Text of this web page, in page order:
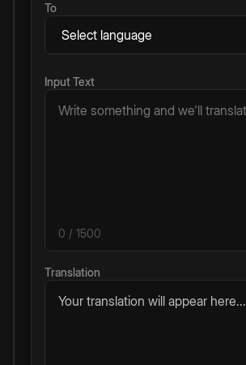
To
Input Text
0 / 1500
Translation
Your translation will appear here...